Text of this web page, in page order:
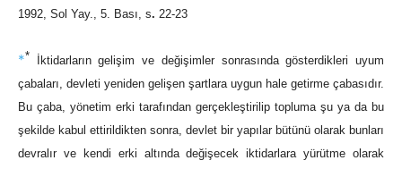
1992, Sol Yay., 5. Bası, s. 22-23
**
İktidarların gelişim ve değişimler sonrasında gösterdikleri uyum
çabaları, devleti yeniden gelişen şartlara uygun hale getirme çabasıdır.
Bu çaba, yönetim erki tarafından gerçekleştirilip topluma şu ya da bu
şekilde kabul ettirildikten sonra, devlet bir yapılar bütünü olarak bunları
devralır ve kendi erki altında değişecek iktidarlara yürütme olarak